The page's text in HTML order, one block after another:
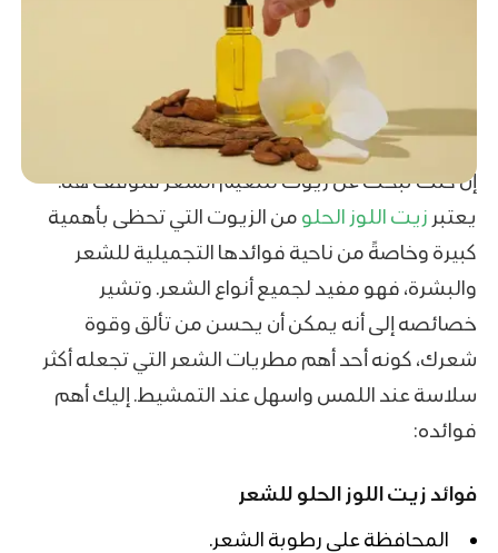
إن كنت تبحث عن زيوت لتنعيم الشعر فتوقف هنا.
يعتبر زيت اللوز الحلو من الزيوت التي تحظى بأهمية
كبيرة وخاصةً من ناحية فوائدها التجميلية للشعر
والبشرة، فهو مفيد لجميع أنواع الشعر. وتشير
خصائصه إلى أنه يمكن أن يحسن من تألق وقوة
شعرك، كونه أحد أهم مطريات الشعر التي تجعله أكثر
سلاسة عند اللمس واسهل عند التمشيط. إليك أهم
فوائده:
فوائد زيت اللوز الحلو للشعر
المحافظة على رطوبة الشعر.